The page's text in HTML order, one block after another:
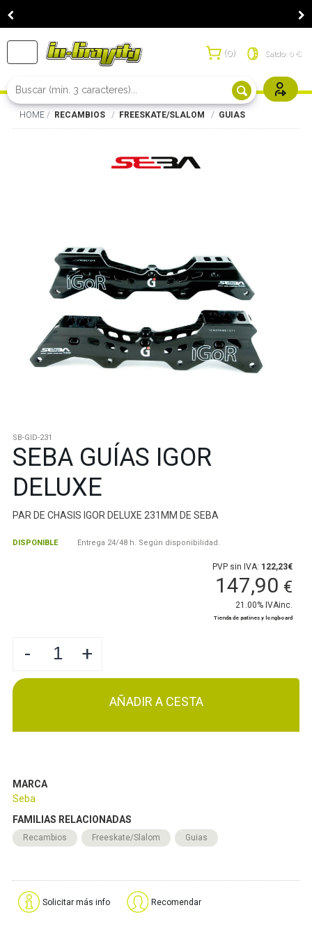
0 Saldo: 0 €
Usuarios
Toggle
navigation
HOME RECAMBIOS FREESKATE/SLALOM GUIAS
SB-GID-231
SEBA GUÍAS IGOR
DELUXE
PAR DE CHASIS IGOR DELUXE 231MM DE SEBA
DISPONIBLE Entrega 24/48 h. Según disponibilidad.
PVP sin IVA: 122,23€
147,90 €
21.00% IVAinc.
Tienda de patines y longboard
- +
AÑADIR A CESTA
MARCA
Seba
FAMILIAS RELACIONADAS
Recambios Freeskate/Slalom Guias
Solicitar más info Recomendar